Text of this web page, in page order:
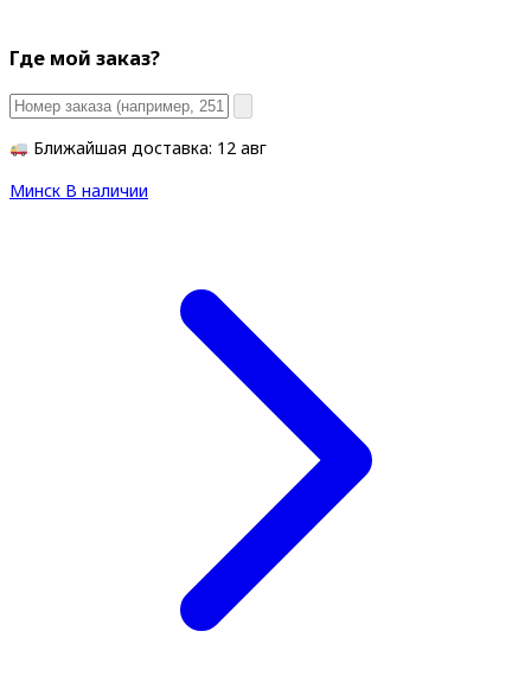
Где мой заказ?
Ближайшая доставка: 12 авг
Минск В наличии